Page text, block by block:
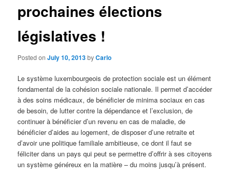
prochaines élections
législatives !
Posted onJuly 10, 2013byCarlo
Le système luxembourgeois de protection sociale est un élément
fondamental de la cohésion sociale nationale. Il permet d’accéder
à des soins médicaux, de bénéficier de minima sociaux en cas
de besoin, de lutter contre la dépendance et l’exclusion, de
continuer à bénéficier d’un revenu en cas de maladie, de
bénéficier d’aides au logement, de disposer d’une retraite et
d’avoir une politique familiale ambitieuse, ce dont il faut se
féliciter dans un pays qui peut se permettre d’offrir à ses citoyens
un système généreux en la matière – du moins jusqu’à présent.